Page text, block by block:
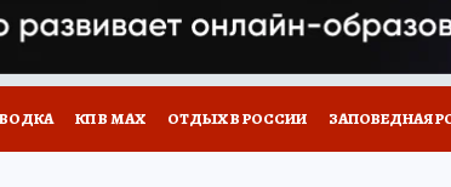
КП В МАХ ОТДЫХ В РОССИИ ЗАПОВЕДНАЯ